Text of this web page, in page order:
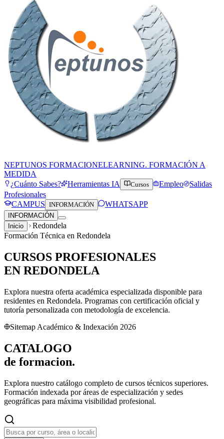
NEPTUNOS FORMACIONELEARNING. FORMACIÓN A
MEDIDA
¿Cuánto Sabes?
Herramientas IA Cursos Empleo
Salidas
Profesionales
CAMPUS INFORMACIÓN WHATSAPP
INFORMACIÓN
Inicio
Redondela
Formación Técnica en Redondela
CURSOS PROFESIONALES
EN REDONDELA
Explora nuestra oferta académica especializada disponible para
residentes en Redondela. Programas con certificación oficial y
tutoría personalizada con metodología de excelencia.
Sitemap Académico & Indexación 2026
CATALOGO
de formacion.
Explora nuestro catálogo completo de cursos técnicos superiores.
Formación indexada por áreas de especialización y sedes
geográficas para máxima visibilidad profesional.